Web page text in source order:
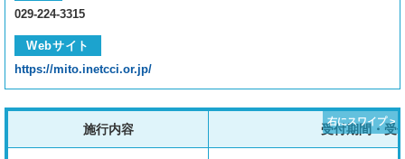
029-224-3315
Webサイト
https://mito.inetcci.or.jp/
施行内容 受付期間・受